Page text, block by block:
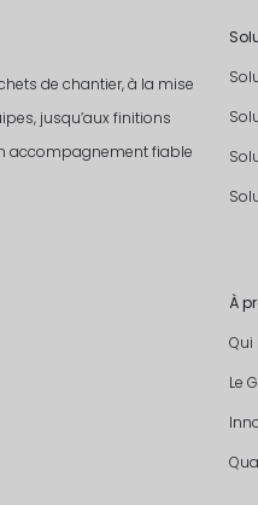
de chantier, à la mise
jusqu’aux finitions
accompagnement fiable
À
Le